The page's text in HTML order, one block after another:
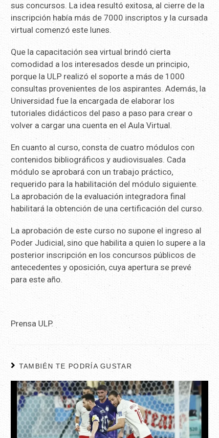
sus concursos. La idea resultó exitosa, al cierre de la
inscripción había más de 7000 inscriptos y la cursada
virtual comenzó este lunes.
Que la capacitación sea virtual brindó cierta
comodidad a los interesados desde un principio,
porque la ULP realizó el soporte a más de 1000
consultas provenientes de los aspirantes. Además, la
Universidad fue la encargada de elaborar los
tutoriales didácticos del paso a paso para crear o
volver a cargar una cuenta en el Aula Virtual.
En cuanto al curso, consta de cuatro módulos con
contenidos bibliográficos y audiovisuales. Cada
módulo se aprobará con un trabajo práctico,
requerido para la habilitación del módulo siguiente.
La aprobación de la evaluación integradora final
habilitará la obtención de una certificación del curso.
La aprobación de este curso no supone el ingreso al
Poder Judicial, sino que habilita a quien lo supere a la
posterior inscripción en los concursos públicos de
antecedentes y oposición, cuya apertura se prevé
para este año.
Prensa ULP.
TAMBIÉN TE PODRÍA GUSTAR